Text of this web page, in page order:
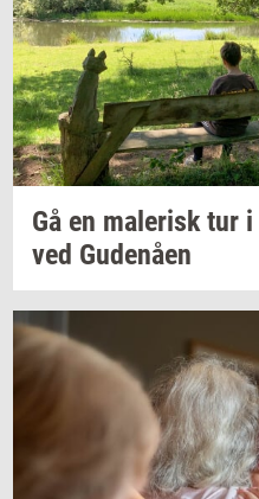
Gå en ma­le­risktur i
ved Gu­denå­en